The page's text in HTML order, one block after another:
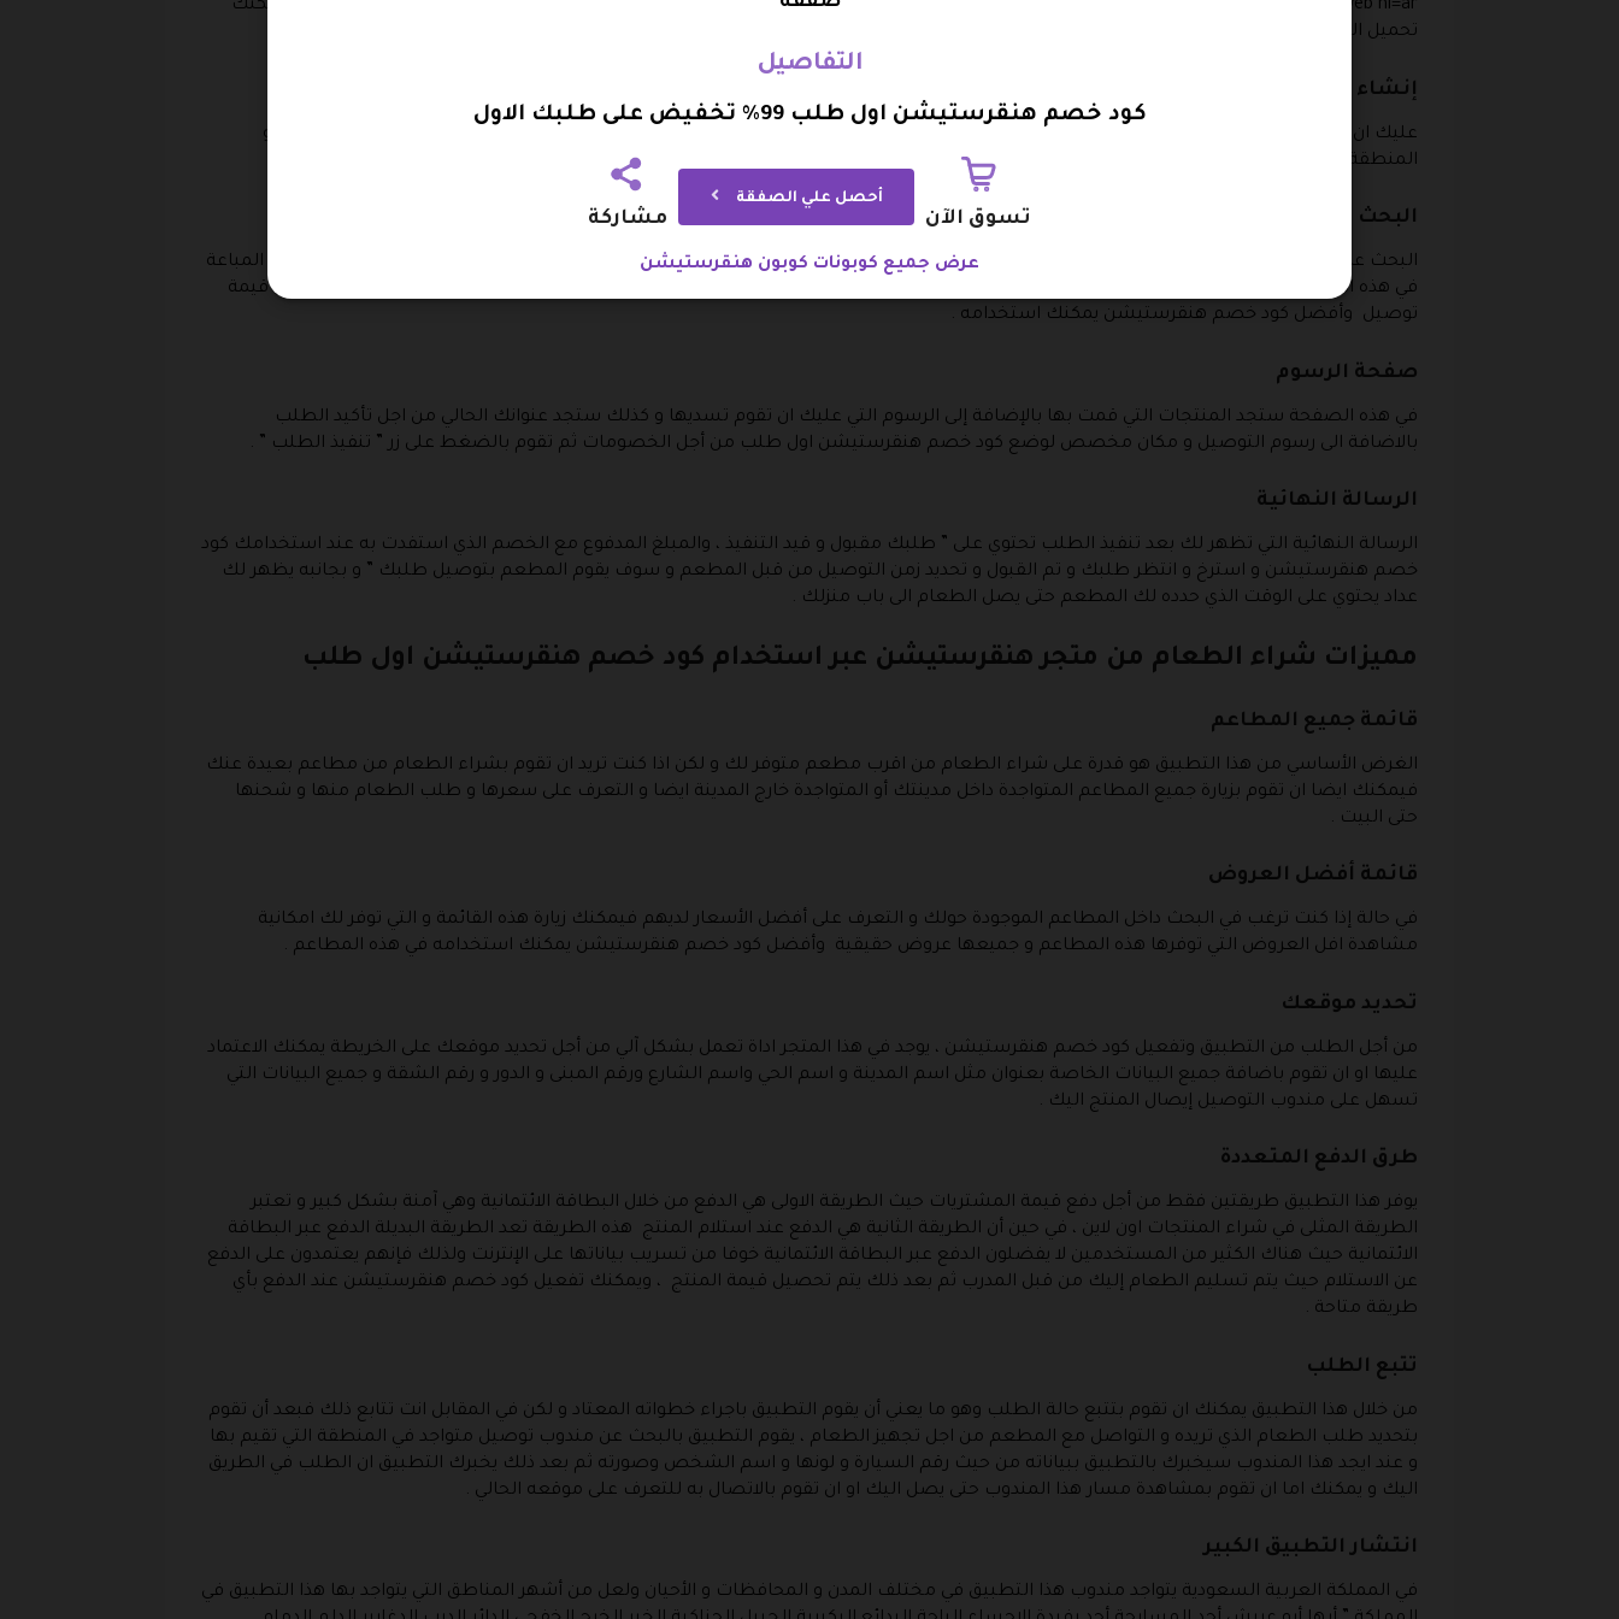
https://play.google.com/store/apps/details?id=com.hungerstation.android.web hl=ar ، اما في حالة اذا كان الجوال الخاص بك ايفون او جهاز ايباد فيمكنك
تحميل التطبيق من الرابط التالي : https://itunes.apple.com/sa/app/hungerstation/id596011949?mt=8 .
إنشاء حساب
عليك ان تقوم بإنشاء حساب في هذا المتجر و ذلك من خلال ادخال البيانات الاساسية الخاصة بك و ذلك مثل الاسم ورقم الجوال و يتم تحديد المدينة و
المنطقة التي تتواجد بها بشكل تلقائي او يمكنك ان تقوم بتحديدها بشكل يدوي .
البحث عن الطعام
البحث عن الطعام الذي تريده من هذا المتجر يأتي بالكثير من الطرق فيمكنك أن تقوم بزيارة الصفحة الرئيسية من هذا المتجر و مشاهدة أبرز الأطعمة المباعة
في هذه المنطقة أو يمكنك زيارة المطاعم مشاهدة قائمة الطعام الخاص به و في الصفحة الرئيسية يتم تحديد أقل قيمة المنتجات المشتراة و أقل قيمة
توصيل وأفضل كود خصم هنقرستيشن يمكنك استخدامه .
صفحة الرسوم
في هذه الصفحة ستجد المنتجات التي قمت بها بالإضافة إلى الرسوم التي عليك ان تقوم تسديها و كذلك ستجد عنوانك الحالي من اجل تأكيد الطلب
بالاضافة الى رسوم التوصيل و مكان مخصص لوضع كود خصم هنقرستيشن اول طلب من أجل الخصومات ثم تقوم بالضغط على زر ” تنفيذ الطلب ” .
الرسالة النهائية
الرسالة النهائية التي تظهر لك بعد تنفيذ الطلب تحتوي على ” طلبك مقبول و قيد التنفيذ ، والمبلغ المدفوع مع الخصم الذي استفدت به عند استخدامك كود
خصم هنقرستيشن و استرخ و انتظر طلبك و تم القبول و تحديد زمن التوصيل من قبل المطعم و سوف يقوم المطعم بتوصيل طلبك ” و بجانبه يظهر لك
عداد يحتوي على الوقت الذي حدده لك المطعم حتى يصل الطعام الى باب منزلك .
مميزات شراء الطعام من متجر هنقرستيشن عبر استخدام كود خصم هنقرستيشن اول طلب
قائمة جميع المطاعم
الغرض الأساسي من هذا التطبيق هو قدرة على شراء الطعام من اقرب مطعم متوفر لك و لكن اذا كنت تريد ان تقوم بشراء الطعام من مطاعم بعيدة عنك
فيمكنك ايضا ان تقوم بزيارة جميع المطاعم المتواجدة داخل مدينتك أو المتواجدة خارج المدينة ايضا و التعرف على سعرها و طلب الطعام منها و شحنها
حتى البيت .
قائمة أفضل العروض
في حالة إذا كنت ترغب في البحث داخل المطاعم الموجودة حولك و التعرف على أفضل الأسعار لديهم فيمكنك زيارة هذه القائمة و التي توفر لك امكانية
مشاهدة افل العروض التي توفرها هذه المطاعم و جميعها عروض حقيقية وأفضل كود خصم هنقرستيشن يمكنك استخدامه في هذه المطاعم .
تحديد موقعك
من أجل الطلب من التطبيق وتفعيل كود خصم هنقرستيشن ، يوجد في هذا المتجر اداة تعمل بشكل آلي من أجل تحديد موقعك على الخريطة يمكنك الاعتماد
عليها او ان تقوم باضافة جميع البيانات الخاصة بعنوان مثل اسم المدينة و اسم الحي واسم الشارع ورقم المبنى و الدور و رقم الشقة و جميع البيانات التي
تسهل على مندوب التوصيل إيصال المنتج اليك .
طرق الدفع المتعددة
يوفر هذا التطبيق طريقتين فقط من أجل دفع قيمة المشتريات حيث الطريقة الاولى هي الدفع من خلال البطاقة الائتمانية وهي آمنة بشكل كبير و تعتبر
الطريقة المثلى في شراء المنتجات اون لاين ، في حين أن الطريقة الثانية هي الدفع عند استلام المنتج هذه الطريقة تعد الطريقة البديلة الدفع عبر البطاقة
الائتمانية حيث هناك الكثير من المستخدمين لا يفضلون الدفع عبر البطاقة الائتمانية خوفا من تسريب بياناتها على الإنترنت ولذلك فإنهم يعتمدون على الدفع
عن الاستلام حيث يتم تسليم الطعام إليك من قبل المدرب ثم بعد ذلك يتم تحصيل قيمة المنتج ، ويمكنك تفعيل كود خصم هنقرستيشن عند الدفع بأي
طريقة متاحة .
تتبع الطلب
من خلال هذا التطبيق يمكنك ان تقوم بتتبع حالة الطلب وهو ما يعني أن يقوم التطبيق باجراء خطواته المعتاد و لكن في المقابل انت تتابع ذلك فبعد أن تقوم
بتحديد طلب الطعام الذي تريده و التواصل مع المطعم من اجل تجهيز الطعام ، يقوم التطبيق بالبحث عن مندوب توصيل متواجد في المنطقة التي تقيم بها
و عند ايجد هذا المندوب سيخبرك بالتطبيق ببياناته من حيث رقم السيارة و لونها و اسم الشخص وصورته ثم بعد ذلك يخبرك التطبيق ان الطلب في الطريق
اليك و يمكنك اما ان تقوم بمشاهدة مسار هذا المندوب حتى يصل اليك او ان تقوم بالاتصال به للتعرف على موقعه الحالي .
انتشار التطبيق الكبير
في المملكة العربية السعودية يتواجد مندوب هذا التطبيق في مختلف المدن و المحافظات و الأحيان ولعل من أشهر المناطق التي يتواجد بها هذا التطبيق في
التفاصيل
كود خصم هنقرستيشن اول طلب 99% تخفيض على طلبك الاول
تسوق الآن
أحصل علي الصفقة
مشاركة
عرض جميع كوبونات كوبون هنقرستيشن